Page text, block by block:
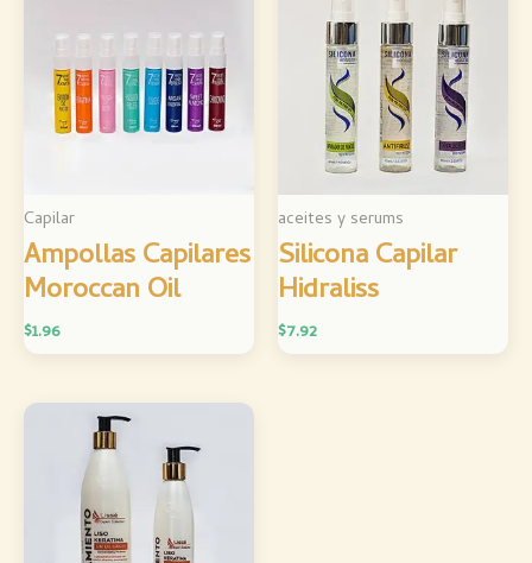
Capilar
Ampollas Capilares
Moroccan Oil
$1.96
aceites y serums
Silicona Capilar
Hidraliss
$7.92
Rango
precios:
desde
$3.48
hasta
$7.14